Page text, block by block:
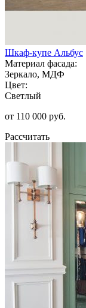
Шкаф-купе Альбус
Материал фасада:
Зеркало, МДФ
Цвет:
Светлый
от 110 000 руб.
Рассчитать